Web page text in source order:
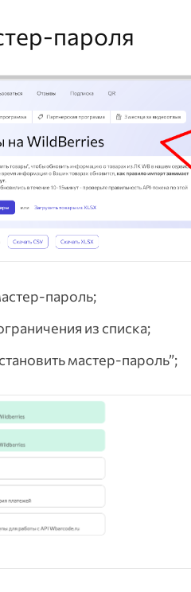
пароля
пароль;
из списка;
мастер-пароль”;